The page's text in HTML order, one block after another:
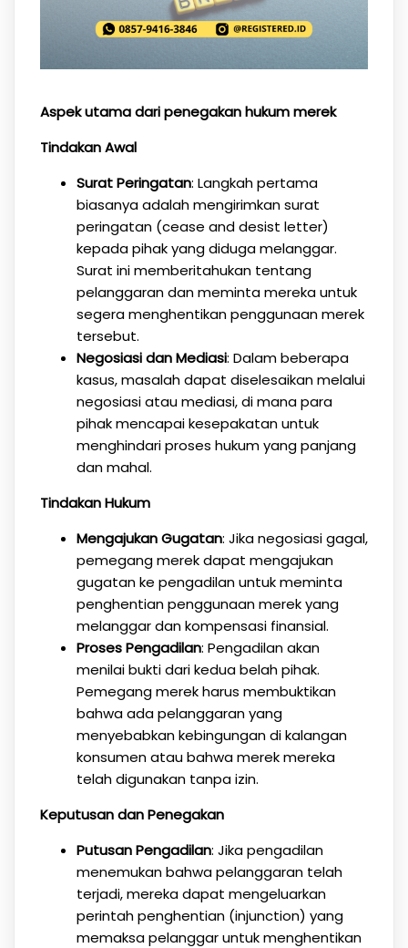
Aspek utama dari penegakan hukum merek
Tindakan Awal
Surat Peringatan: Langkah pertama
biasanya adalah mengirimkan surat
peringatan (cease and desist letter)
kepada pihak yang diduga melanggar.
Surat ini memberitahukan tentang
pelanggaran dan meminta mereka untuk
segera menghentikan penggunaan merek
tersebut.
Negosiasi dan Mediasi: Dalam beberapa
kasus, masalah dapat diselesaikan melalui
negosiasi atau mediasi, di mana para
pihak mencapai kesepakatan untuk
menghindari proses hukum yang panjang
dan mahal.
Tindakan Hukum
Mengajukan Gugatan: Jika negosiasi gagal,
pemegang merek dapat mengajukan
gugatan ke pengadilan untuk meminta
penghentian penggunaan merek yang
melanggar dan kompensasi finansial.
Proses Pengadilan: Pengadilan akan
menilai bukti dari kedua belah pihak.
Pemegang merek harus membuktikan
bahwa ada pelanggaran yang
menyebabkan kebingungan di kalangan
konsumen atau bahwa merek mereka
telah digunakan tanpa izin.
Keputusan dan Penegakan
Putusan Pengadilan: Jika pengadilan
menemukan bahwa pelanggaran telah
terjadi, mereka dapat mengeluarkan
perintah penghentian (injunction) yang
memaksa pelanggar untuk menghentikan